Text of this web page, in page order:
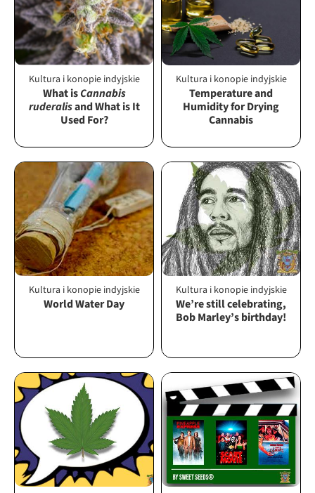
Kultura i konopie indyjskie
What isCannabis
ruderalisand What is It
Used For?
Kultura i konopie indyjskie
Temperature and
Humidity for Drying
Cannabis
Kultura i konopie indyjskie
World Water Day
Kultura i konopie indyjskie
We’re still celebrating,
Bob Marley’s birthday!